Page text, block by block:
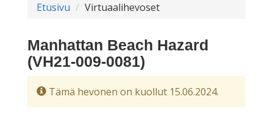
Etusivu Virtuaalihevoset
Manhattan Beach Hazard
(VH21-009-0081)
Tämä hevonen on kuollut 15.06.2024.